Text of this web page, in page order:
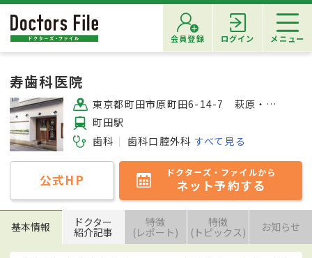
会員登録 ログイン メニュー
寿歯科医院
東京都町田市原町田6-14-7 萩原・重南ビル1F
町田駅
歯科
歯科口腔外科 すべて見る
公式HP ドクターズ・ファイルから
ネット予約する
基本情報 ドクター
紹介記事
特徴
(レポート)
特徴
(トピックス) お知らせ